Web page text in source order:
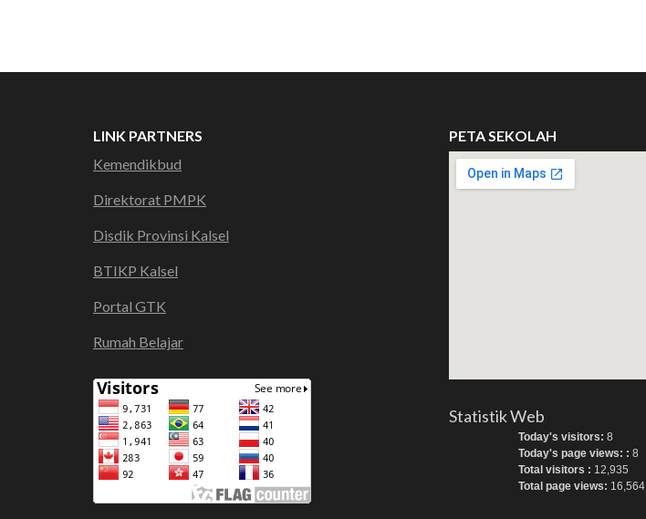
LINK PARTNERS
Kemendikbud
Direktorat PMPK
Disdik Provinsi Kalsel
BTIKP Kalsel
Portal GTK
Rumah Belajar
PETA SEKOLAH
Statistik Web
Today's visitors: 8
Today's page views: : 8
Total visitors : 12,935
Total page views: 16,564